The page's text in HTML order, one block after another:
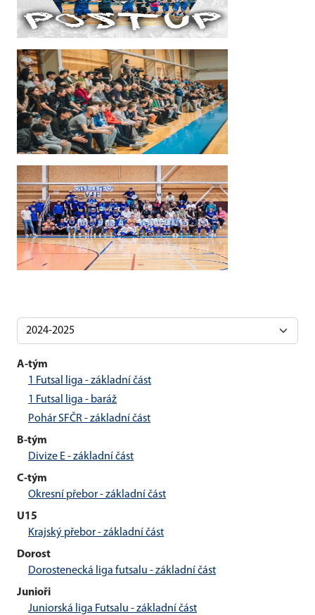
A-tým
1 Futsal liga - základní část
1 Futsal liga - baráž
Pohár SFČR - základní část
B-tým
Divize E - základní část
C-tým
Okresní přebor - základní část
U15
Krajský přebor - základní část
Dorost
Dorostenecká liga futsalu - základní část
Junioři
Juniorská liga Futsalu - základní část